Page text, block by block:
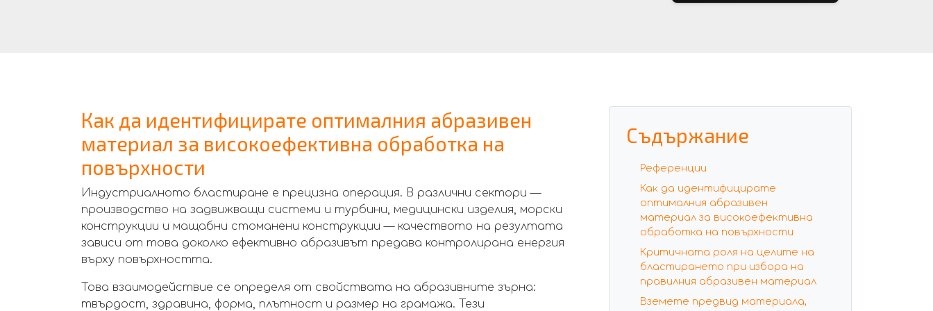
Съдържание
Референции
Как да идентифицирате
оптималния абразивен
материал за високоефективна
обработка на повърхности
Критичната роля на целите на
бластирането при избора на
правилния абразивен материал
Вземете предвид материала,
Как да идентифицирате оптималния абразивен
материал за високоефективна обработка на
повърхности
Индустриалното бластиране е прецизна операция. В различни сектори —
производство на задвижващи системи и турбини, медицински изделия, морски
конструкции и мащабни стоманени конструкции — качеството на резултата
зависи от това доколко ефективно абразивът предава контролирана енергия
върху повърхността.
Това взаимодействие се определя от свойствата на абразивните зърна:
твърдост, здравина, форма, плътност и размер на грамажа. Тези